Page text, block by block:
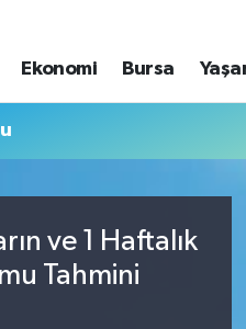
Ekonomi Bursa
ve 1 Haftalık
Tahmini